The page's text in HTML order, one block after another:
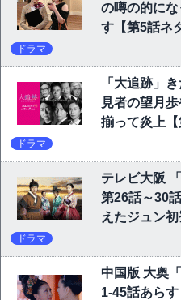
の噂の的に
す【第5話ネ
ドラマ
「大追跡」
見者の望月
揃って炎上【
ドラマ
テレビ大阪
第26話～30
えたジュン
ドラマ
中国版 大奥
1-45話あら